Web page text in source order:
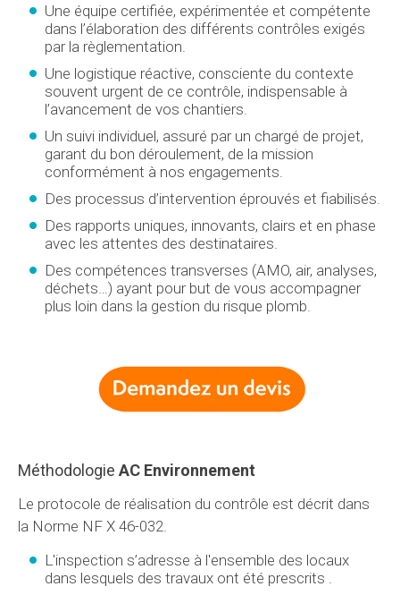
Une équipe certifiée, expérimentée et compétente
dans l’élaboration des différents contrôles exigés
par la règlementation.
Une logistique réactive, consciente du contexte
souvent urgent de ce contrôle, indispensable à
l’avancement de vos chantiers.
Un suivi individuel, assuré par un chargé de projet,
garant du bon déroulement, de la mission
conformément à nos engagements.
Des processus d’intervention éprouvés et fiabilisés.
Des rapports uniques, innovants, clairs et en phase
avec les attentes des destinataires.
Des compétences transverses (AMO, air, analyses,
déchets…) ayant pour but de vous accompagner
plus loin dans la gestion du risque plomb.
Méthodologie AC Environnement
Le protocole de réalisation du contrôle est décrit dans
la Norme NF X 46-032.
L'inspection s’adresse à l'ensemble des locaux
dans lesquels des travaux ont été prescrits .